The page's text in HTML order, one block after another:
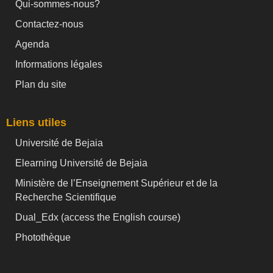
Qui-sommes-nous?
Contactez-nous
Agenda
Informations légales
Plan du site
Liens utiles
Université de Bejaia
Elearning Université de Bejaia
Ministère de l’Enseignement Supérieur et de la
Recherche Scientifique
Dual_Edx (access the English course)
Photothèque